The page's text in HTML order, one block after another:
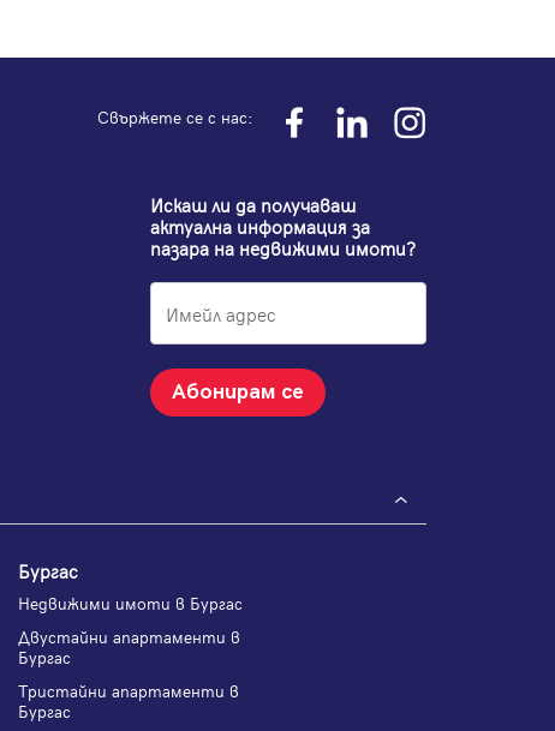
Свържете се с нас:
Искаш ли да получаваш
актуална информация за
пазара на недвижими имоти?
Абонирам се
Бургас
Недвижими имоти в Бургас
Двустайни апартаменти в
Бургас
Тристайни апартаменти в
Бургас